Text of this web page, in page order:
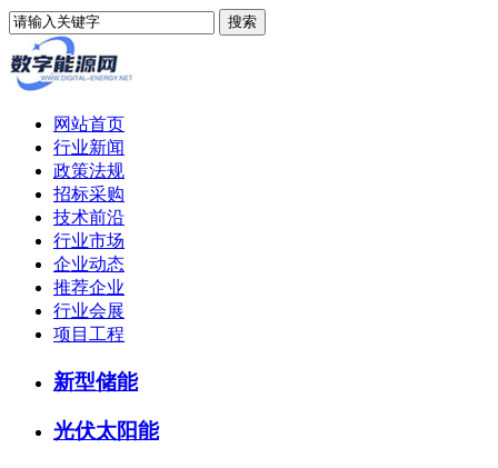
网站首页
行业新闻
政策法规
招标采购
技术前沿
行业市场
企业动态
推荐企业
行业会展
项目工程
新型储能
光伏太阳能